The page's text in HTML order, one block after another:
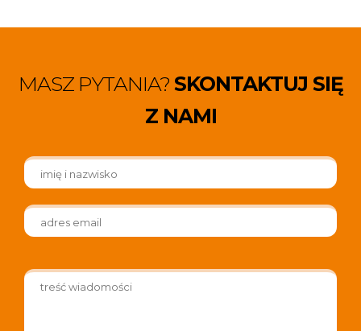
MASZ PYTANIA? SKONTAKTUJ SIĘ
Z NAMI